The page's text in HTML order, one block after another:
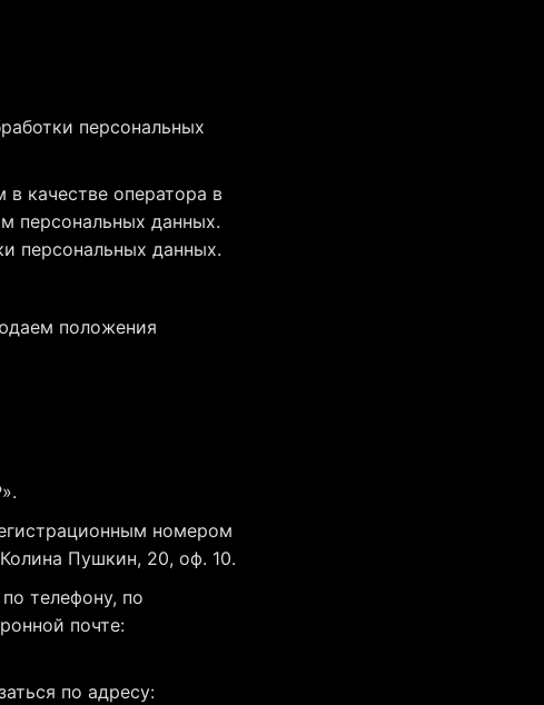
персональных
качестве оператора в
персональных данных.
персональных данных.
положения
номером
Пушкин, 20, оф. 10.
телефону, по
почте:
по адресу: